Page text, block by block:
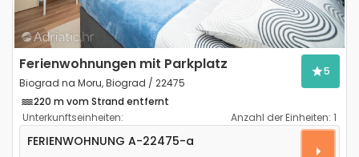
Ferienwohnungen mit Parkplatz
Biograd na Moru, Biograd / 22475
5
220 m vom Strand entfernt
Unterkunftseinheiten:
Anzahl der Einheiten: 1
2-Zimmer-Ferienwohnung Biograd na Moru, Biograd
FERIENWOHNUNG A-22475-a